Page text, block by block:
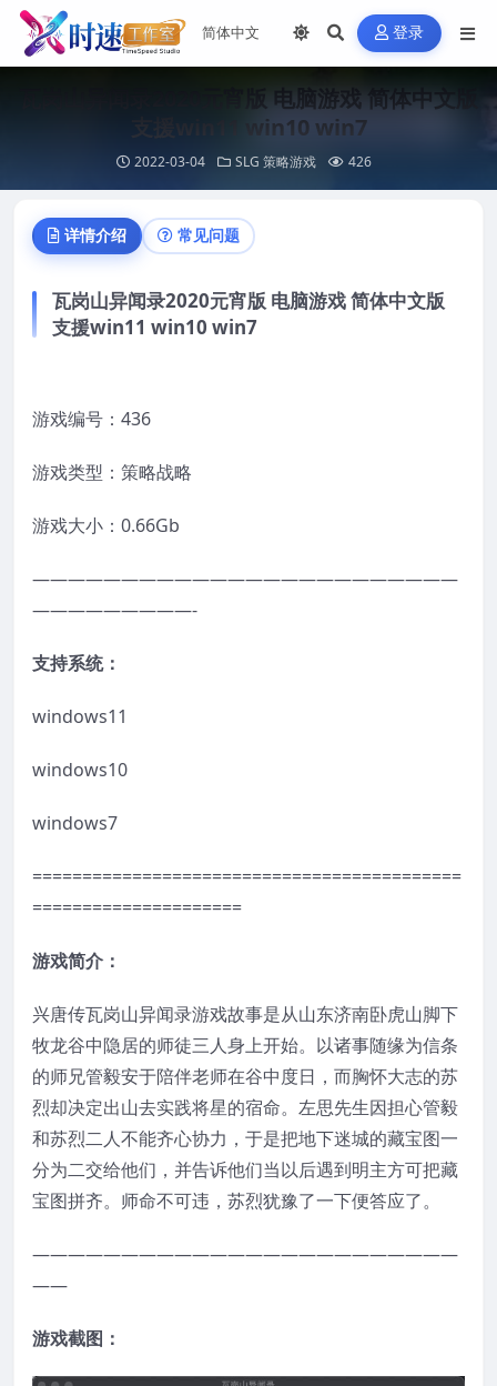
登录
瓦岗山异闻录2020元宵版 电脑游戏 简体中文版
支援win11 win10 win7
2022-03-04 SLG 策略游戏 426
详情介绍 常见问题
瓦岗山异闻录2020元宵版 电脑游戏 简体中文版
支援win11 win10 win7
游戏编号：436
游戏类型：策略战略
游戏大小：0.66Gb
————————————————————————
—————————-
支持系统：
windows11
windows10
windows7
===========================================
=====================
游戏简介：
兴唐传瓦岗山异闻录游戏故事是从山东济南卧虎山脚下
牧龙谷中隐居的师徒三人身上开始。以诸事随缘为信条
的师兄管毅安于陪伴老师在谷中度日，而胸怀大志的苏
烈却决定出山去实践将星的宿命。左思先生因担心管毅
和苏烈二人不能齐心协力，于是把地下迷城的藏宝图一
分为二交给他们，并告诉他们当以后遇到明主方可把藏
宝图拼齐。师命不可违，苏烈犹豫了一下便答应了。
————————————————————————
——
游戏截图：